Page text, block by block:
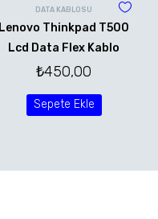
DATA KABLOSU
Lenovo Thinkpad T500
Lcd Data Flex Kablo
₺450,00
Sepete Ekle